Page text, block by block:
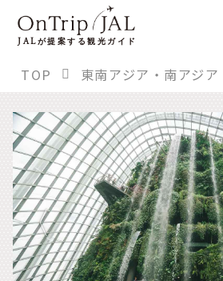
JALが提案する観光ガイド
TOP 東南アジア・南アジア